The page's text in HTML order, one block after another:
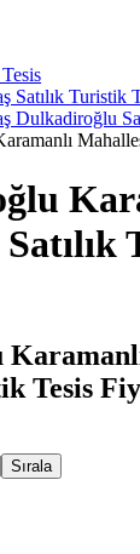
Satılık Turistik
Dulkadiroğlu
Tesis
Sırala